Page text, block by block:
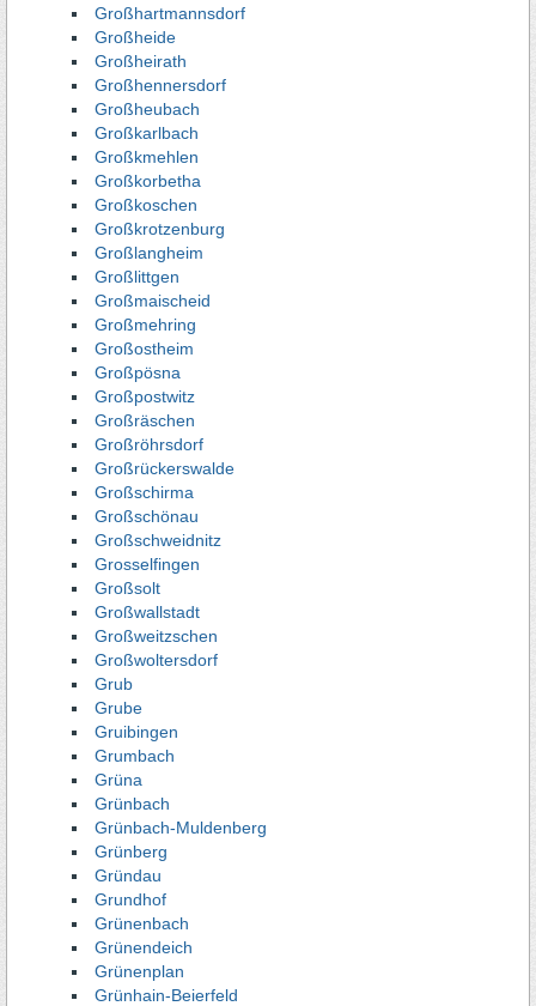
Großhartmannsdorf
Großheide
Großheirath
Großhennersdorf
Großheubach
Großkarlbach
Großkmehlen
Großkorbetha
Großkoschen
Großkrotzenburg
Großlangheim
Großlittgen
Großmaischeid
Großmehring
Großostheim
Großpösna
Großpostwitz
Großräschen
Großröhrsdorf
Großrückerswalde
Großschirma
Großschönau
Großschweidnitz
Grosselfingen
Großsolt
Großwallstadt
Großweitzschen
Großwoltersdorf
Grub
Grube
Gruibingen
Grumbach
Grüna
Grünbach
Grünbach-Muldenberg
Grünberg
Gründau
Grundhof
Grünenbach
Grünendeich
Grünenplan
Grünhain-Beierfeld